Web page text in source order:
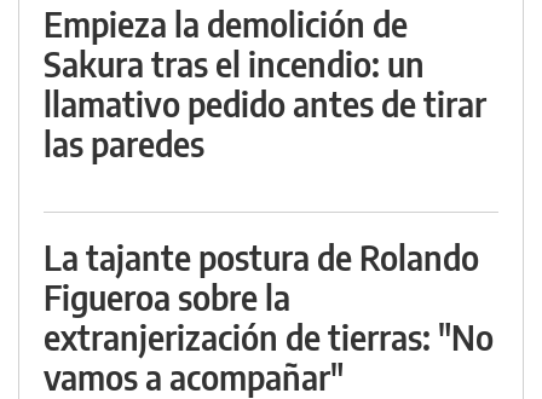
Empieza la demolición de
Sakura tras el incendio: un
llamativo pedido antes de tirar
las paredes
La tajante postura de Rolando
Figueroa sobre la
extranjerización de tierras: "No
vamos a acompañar"